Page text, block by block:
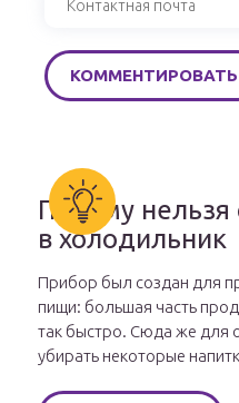
Почему нельзя
в холодильник
Прибор был создан для
пищи: большая часть
так быстро. Сюда же
убирать некоторые